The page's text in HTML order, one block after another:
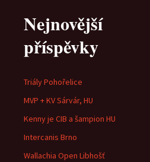
Nejnovější
příspěvky
Triály Pohořelice
MVP + KV Sárvár, HU
Kenny je CIB a šampion HU
Intercanis Brno
Wallachia Open Libhošť